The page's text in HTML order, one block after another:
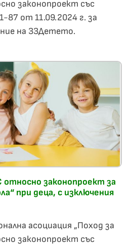
законопроект със
87 от 11.09.2024 г. за
на ЗЗДетето.
законопроект за
при деца, с изключения
асоциация „Поход за
законопроект със